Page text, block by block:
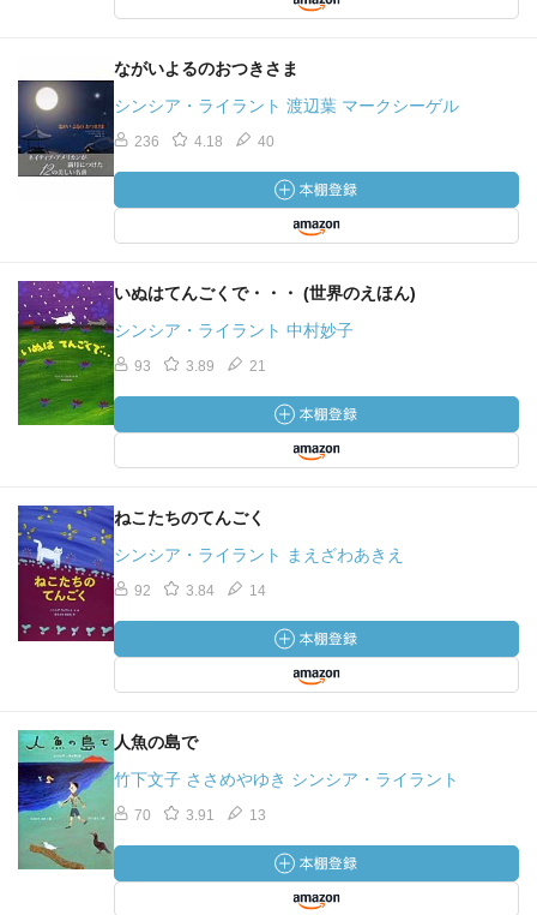
ながいよるのおつきさま
シンシア・ライラント 渡辺葉 マークシーゲル
236 4.18 40
いぬはてんごくで・・・ (世界のえほん)
シンシア・ライラント 中村妙子
93 3.89 21
ねこたちのてんごく
シンシア・ライラント まえざわあきえ
92 3.84 14
人魚の島で
竹下文子 ささめやゆき シンシア・ライラント
70 3.91 13